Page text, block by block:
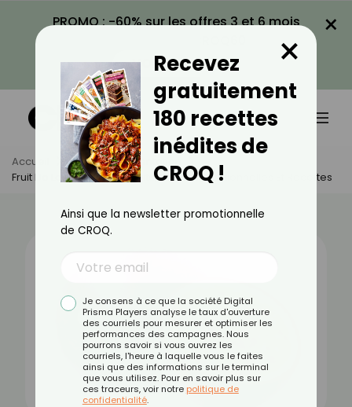
PROMO : -60% sur les offres 3 et 6 mois
VOIR LA PROMO
×
Accueil Actus
Alimentation
Fruit De La Passion : Bienfaits, Valeurs Nutritionnelles Et Recettes
Recevez
gratuitement
180 recettes
inédites de
CROQ !
×
Ainsi que la newsletter promotionnelle
de CROQ.
Je consens à ce que la société Digital
Prisma Players analyse le taux d'ouverture
des courriels pour mesurer et optimiser les
performances des campagnes. Nous
pourrons savoir si vous ouvrez les
courriels, l'heure à laquelle vous le faites
ainsi que des informations sur le terminal
que vous utilisez. Pour en savoir plus sur
ces traceurs, voir notre politique de
confidentialité.